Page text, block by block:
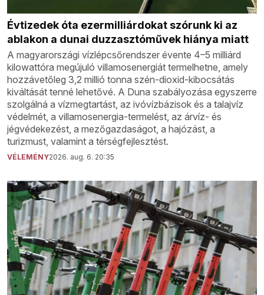
Évtizedek óta ezermilliárdokat szórunk ki az
ablakon a dunai duzzasztóművek hiánya miatt
A magyarországi vízlépcsőrendszer évente 4–5 milliárd
kilowattóra megújuló villamosenergiát termelhetne, amely
hozzávetőleg 3,2 millió tonna szén-dioxid-kibocsátás
kiváltását tenné lehetővé. A Duna szabályozása egyszerre
szolgálná a vízmegtartást, az ivóvízbázisok és a talajvíz
védelmét, a villamosenergia-termelést, az árvíz- és
jégvédekezést, a mezőgazdaságot, a hajózást, a
turizmust, valamint a térségfejlesztést.
VÉLEMÉNY2026. aug. 6. 20:35